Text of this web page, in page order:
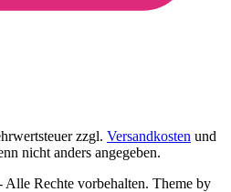
zzgl. Versandkosten und
nicht anders angegeben.
Rechte vorbehalten. Theme by